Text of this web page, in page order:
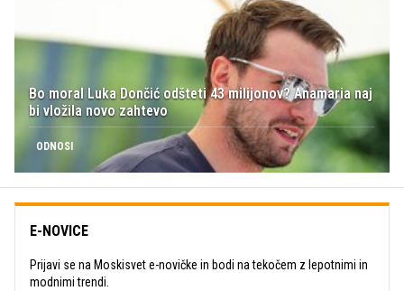
Bo moral Luka Dončić odšteti 43 milijonov? Anamaria naj
bi vložila novo zahtevo
ODNOSI
E-NOVICE
Prijavi se na Moskisvet e-novičke in bodi na tekočem z lepotnimi in
modnimi trendi.